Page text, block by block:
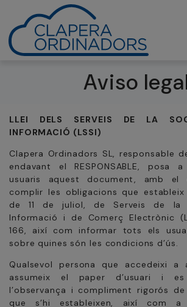
Aviso
LLEI DELS SERVEIS DE LA
INFORMACIÓ (LSSI)
Clapera Ordinadors SL, responsable
endavant el RESPONSABLE, posa
usuaris aquest document, amb
complir les obligacions que
de 11 de juliol, de Serveis de la
Informació i de Comerç Electrònic
166, així com informar tots els
sobre quines són les condicions d’ús.
Qualsevol persona que accedeixi a
assumeix el paper d’usuari i
l’observança i compliment rigorós
que s’hi estableixen, així com a